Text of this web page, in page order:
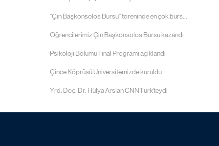
"Çin Başkonsolos Bursu" töreninde en çok burs...
Öğrencilerimiz Çin Başkonsolos Bursu kazandı
Psikoloji Bölümü Final Programı açıklandı
Çince Köprüsü Üniversitemizde kuruldu
Yrd. Doç. Dr. Hülya Arslan CNNTürk’teydi